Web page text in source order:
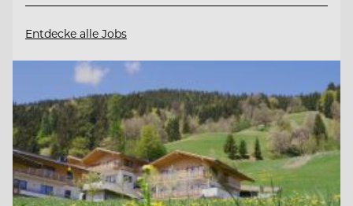
Entdecke alle Jobs